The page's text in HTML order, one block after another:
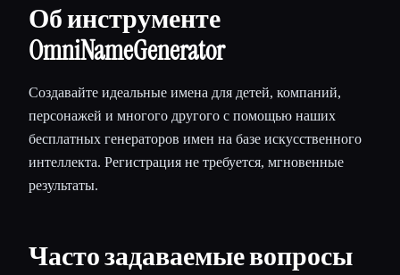
Об инструменте
OmniNameGenerator
Создавайте идеальные имена для детей, компаний,
персонажей и многого другого с помощью наших
бесплатных генераторов имен на базе искусственного
интеллекта. Регистрация не требуется, мгновенные
результаты.
Часто задаваемые вопросы